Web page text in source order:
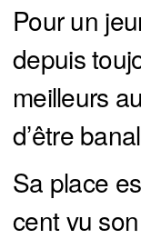
Pour un
depuis
meilleurs
d’être
Sa place
cent vu